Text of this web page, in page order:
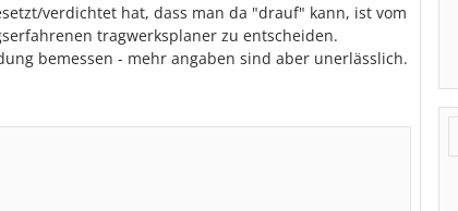
verdichtet hat, dass man da "drauf" kann, ist vom
tragwerksplaner zu entscheiden.
bemessen - mehr angaben sind aber unerlässlich.